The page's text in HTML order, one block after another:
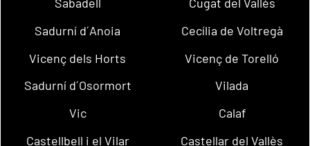
Sadurní d´Anoia
Cecília de Voltregà
Vicenç dels Horts
Vicenç de Torelló
Sadurní d´Osormort
Vilada
Vic
Calaf
Castellbell i el Vilar
Castellar del Vallès